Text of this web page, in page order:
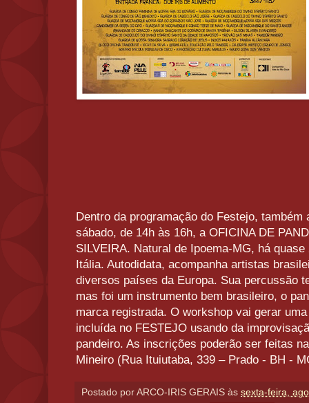
Dentro da programação do Festejo, também
sábado, de 14h às 16h, a OFICINA DE
SILVEIRA. Natural de Ipoema-MG, há
Itália. Autodidata, acompanha artistas
diversos países da Europa. Sua percussão
mas foi um instrumento bem brasileiro, o
marca registrada. O workshop vai gerar
incluída no FESTEJO usando da
pandeiro. As inscrições poderão ser feitas
Mineiro (Rua Ituiutaba, 339 – Prado - BH -
Postado por ARCO-IRIS GERAIS às sexta-feira,